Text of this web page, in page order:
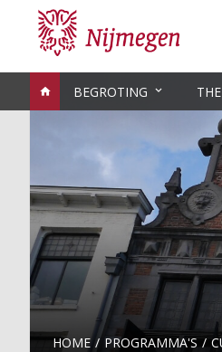
BEGROTING
HOME PROGRAMMA'S